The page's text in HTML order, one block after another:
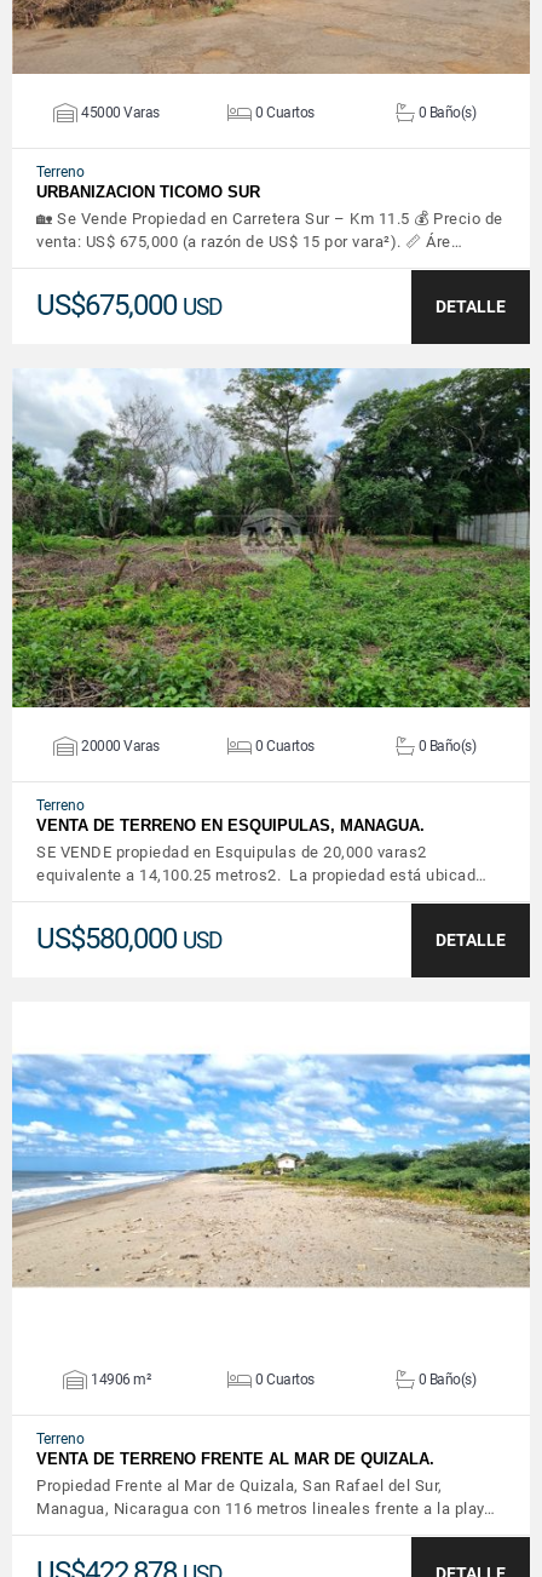
45000 Varas 0 Cuartos 0 Baño(s)
Terreno
URBANIZACION TICOMO SUR
🏡 Se Vende Propiedad en Carretera Sur – Km 11.5 💰 Precio de
venta: US$ 675,000 (a razón de US$ 15 por vara²). 📏 Áre…
US$675,000 USD DETALLE
VER DETALLES
20000 Varas 0 Cuartos 0 Baño(s)
Terreno
VENTA DE TERRENO EN ESQUIPULAS, MANAGUA.
SE VENDE propiedad en Esquipulas de 20,000 varas2
equivalente a 14,100.25 metros2. La propiedad está ubicad…
US$580,000 USD DETALLE
VER DETALLES
14906 m² 0 Cuartos 0 Baño(s)
Terreno
VENTA DE TERRENO FRENTE AL MAR DE QUIZALA.
Propiedad Frente al Mar de Quizala, San Rafael del Sur,
Managua, Nicaragua con 116 metros lineales frente a la play…